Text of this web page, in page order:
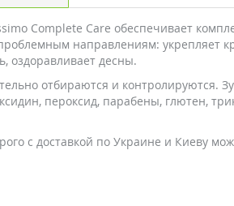
Complete Care обеспечивает
направлениям: укрепляет
оздоравливает десны.
отбираются и контролируются.
пероксид, парабены, глютен,
с доставкой по Украине и Киеву